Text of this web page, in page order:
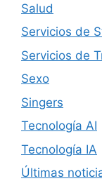
Salud
Servicios de
Servicios de
Sexo
Singers
Tecnología AI
Tecnología IA
Últimas